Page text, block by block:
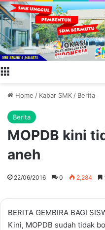
Home / Kabar SMK / Berita
Berita
MOPDB kini
aneh
22/06/2016 0 2,284
BERITA GEMBIRA BAGI
Kini, MOPDB sudah tidak